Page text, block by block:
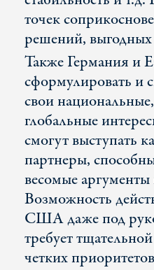
точек
решений,
Также Германия и
сформулировать и
свои
глобальные
смогут выступать
партнеры,
весомые аргументы
Возможность
США даже под
требует
четких